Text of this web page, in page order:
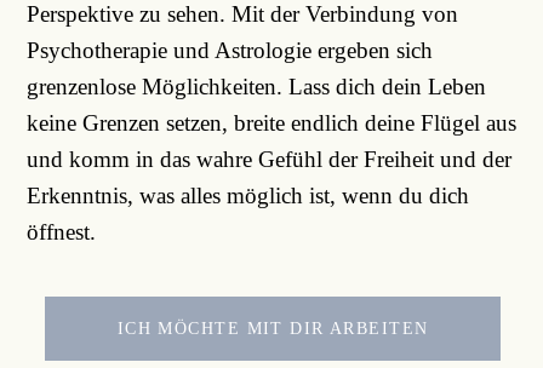
Perspektive zu sehen. Mit der Verbindung von
Psychotherapie und Astrologie ergeben sich
grenzenlose Möglichkeiten. Lass dich dein Leben
keine Grenzen setzen, breite endlich deine Flügel aus
und komm in das wahre Gefühl der Freiheit und der
Erkenntnis, was alles möglich ist, wenn du dich
öffnest.
ICH MÖCHTE MIT DIR ARBEITEN